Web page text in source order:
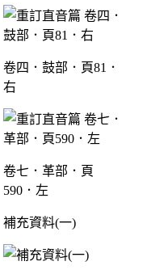
卷四．鼓部．頁81．
右
卷七．革部．頁
590．左
補充資料(一)